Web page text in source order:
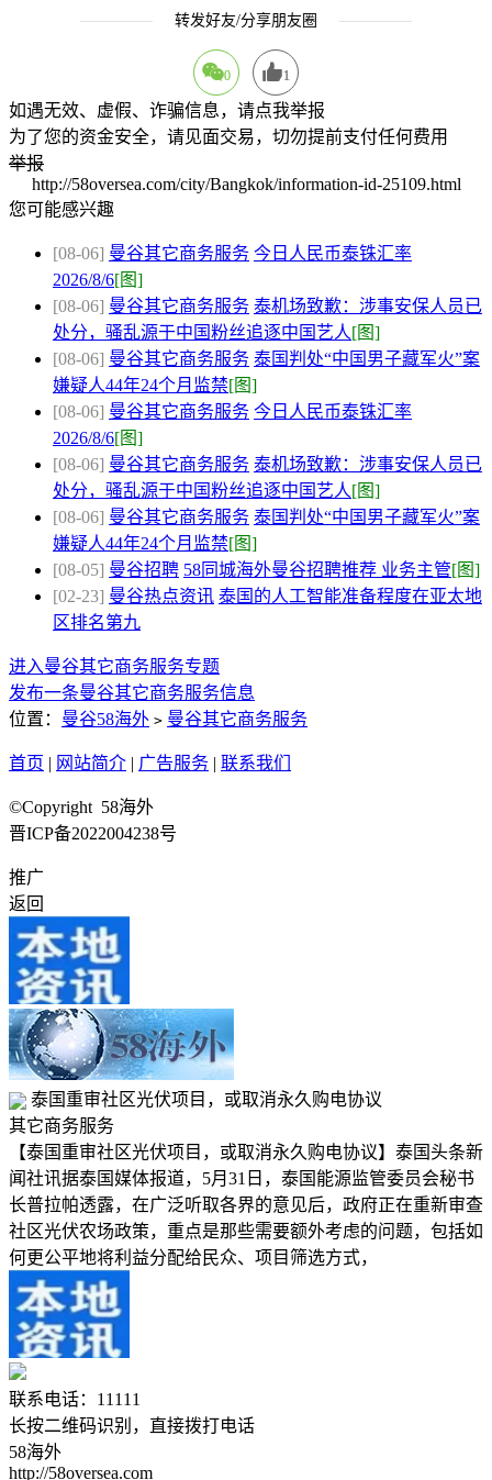
转发好友/分享朋友圈
0 1
如遇无效、虚假、诈骗信息，请点我举报
为了您的资金安全，请见面交易，切勿提前支付任何费用
举报
http://58oversea.com/city/Bangkok/information-id-25109.html
您可能感兴趣
[08-06] 曼谷其它商务服务 今日人民币泰铢汇率
2026/8/6[图]
[08-06] 曼谷其它商务服务 泰机场致歉：涉事安保人员已
处分，骚乱源于中国粉丝追逐中国艺人[图]
[08-06] 曼谷其它商务服务 泰国判处“中国男子藏军火”案
嫌疑人44年24个月监禁[图]
[08-06] 曼谷其它商务服务 今日人民币泰铢汇率
2026/8/6[图]
[08-06] 曼谷其它商务服务 泰机场致歉：涉事安保人员已
处分，骚乱源于中国粉丝追逐中国艺人[图]
[08-06] 曼谷其它商务服务 泰国判处“中国男子藏军火”案
嫌疑人44年24个月监禁[图]
[08-05] 曼谷招聘 58同城海外曼谷招聘推荐 业务主管[图]
[02-23] 曼谷热点资讯 泰国的人工智能准备程度在亚太地
区排名第九
进入曼谷其它商务服务专题
发布一条曼谷其它商务服务信息
位置： 曼谷58海外 > 曼谷其它商务服务
首页 | 网站简介 | 广告服务 | 联系我们
©Copyright 58海外
晋ICP备2022004238号
推广
返回
泰国重审社区光伏项目，或取消永久购电协议
其它商务服务
【泰国重审社区光伏项目，或取消永久购电协议】泰国头条新
闻社讯据泰国媒体报道，5月31日，泰国能源监管委员会秘书
长普拉帕透露，在广泛听取各界的意见后，政府正在重新审查
社区光伏农场政策，重点是那些需要额外考虑的问题，包括如
何更公平地将利益分配给民众、项目筛选方式，
联系电话：11111
长按二维码识别，直接拨打电话
58海外
http://58oversea.com